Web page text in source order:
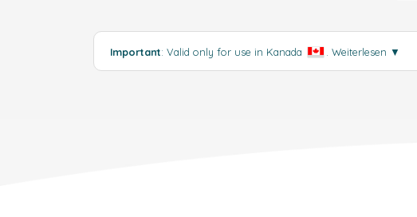
Important: Valid only for use in Kanada . Weiterlesen ▼